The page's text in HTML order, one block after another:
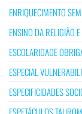
ENRIQUECIMENTO
ENSINO DA RELIGIÃO
ESCOLARIDADE
ESPECIAL
ESPECIFICIDADES